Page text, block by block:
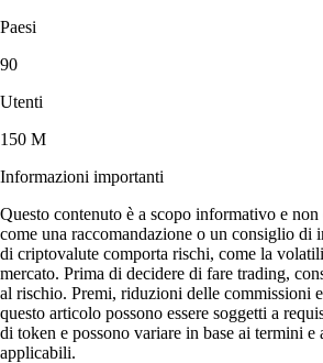
Paesi
90
Utenti
150 M
Informazioni importanti
Questo contenuto è a scopo informativo e non
come una raccomandazione o un consiglio di
di criptovalute comporta rischi, come la
mercato. Prima di decidere di fare trading,
al rischio. Premi, riduzioni delle commissioni
questo articolo possono essere soggetti a
di token e possono variare in base ai termini e
applicabili.